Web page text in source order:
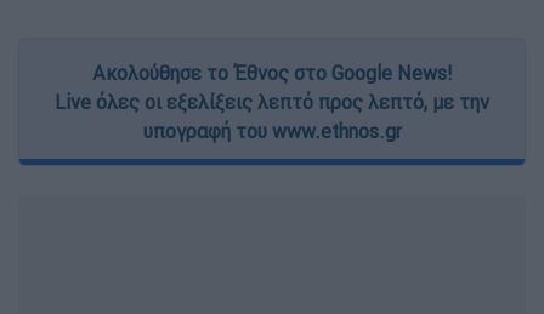
Ακολούθησε το Έθνος στο Google News!
Live όλες οι εξελίξεις λεπτό προς λεπτό, με την
υπογραφή του www.ethnos.gr